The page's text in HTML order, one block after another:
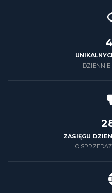
DZIENNIE
ZASIĘGU
O